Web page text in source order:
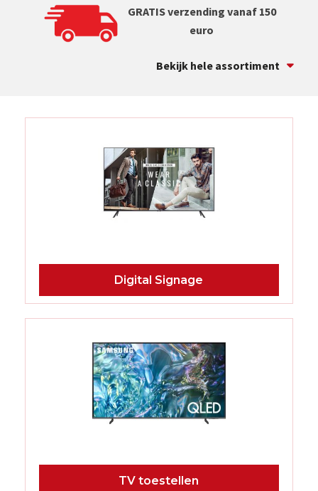
GRATIS verzending vanaf 150
euro
Bekijk hele assortiment
Digital Signage
TV toestellen